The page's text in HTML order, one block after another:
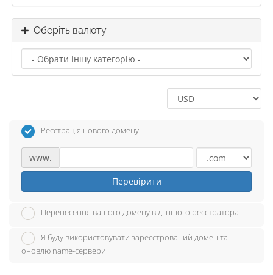
Оберіть валюту
Реєстрація нового домену
www.
Перевірити
Перенесення вашого домену від іншого реєстратора
Я буду використовувати зареєстрований домен та
оновлю name-сервери